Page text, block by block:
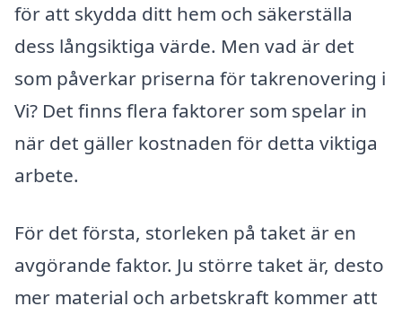
för att skydda ditt hem och säkerställa
dess långsiktiga värde. Men vad är det
som påverkar priserna för takrenovering i
Vi? Det finns flera faktorer som spelar in
när det gäller kostnaden för detta viktiga
arbete.
För det första, storleken på taket är en
avgörande faktor. Ju större taket är, desto
mer material och arbetskraft kommer att